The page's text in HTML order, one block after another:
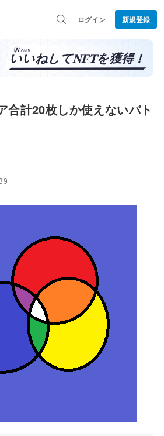
ログイン 新規登録
合計20枚しか使えないバト